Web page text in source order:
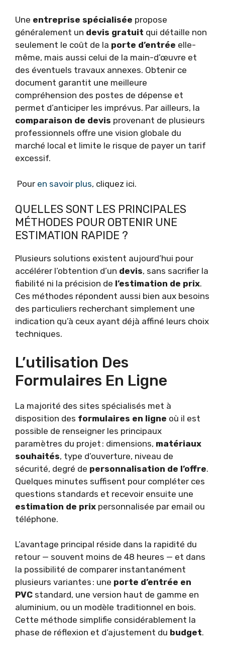
Une entreprise spécialisée propose
généralement un devis gratuit qui détaille non
seulement le coût de la porte d’entrée elle-
même, mais aussi celui de la main-d’œuvre et
des éventuels travaux annexes. Obtenir ce
document garantit une meilleure
compréhension des postes de dépense et
permet d’anticiper les imprévus. Par ailleurs, la
comparaison de devis provenant de plusieurs
professionnels offre une vision globale du
marché local et limite le risque de payer un tarif
excessif.
Pour en savoir plus, cliquez ici.
QUELLES SONT LES PRINCIPALES
MÉTHODES POUR OBTENIR UNE
ESTIMATION RAPIDE ?
Plusieurs solutions existent aujourd’hui pour
accélérer l’obtention d’un devis, sans sacrifier la
fiabilité ni la précision de l’estimation de prix.
Ces méthodes répondent aussi bien aux besoins
des particuliers recherchant simplement une
indication qu’à ceux ayant déjà affiné leurs choix
techniques.
L’utilisation Des
Formulaires En Ligne
La majorité des sites spécialisés met à
disposition des formulaires en ligne où il est
possible de renseigner les principaux
paramètres du projet : dimensions, matériaux
souhaités, type d’ouverture, niveau de
sécurité, degré de personnalisation de l’offre.
Quelques minutes suffisent pour compléter ces
questions standards et recevoir ensuite une
estimation de prix personnalisée par email ou
téléphone.
L’avantage principal réside dans la rapidité du
retour — souvent moins de 48 heures — et dans
la possibilité de comparer instantanément
plusieurs variantes : une porte d’entrée en
PVC standard, une version haut de gamme en
aluminium, ou un modèle traditionnel en bois.
Cette méthode simplifie considérablement la
phase de réflexion et d’ajustement du budget.